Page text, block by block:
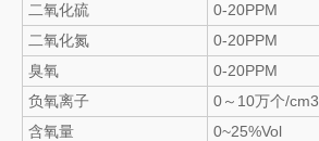
二氧化硫
0-20PPM
二氧化氮
0-20PPM
臭氧
0-20PPM
负氧离子
0～10万个/cm3
含氧量
0~25%Vol